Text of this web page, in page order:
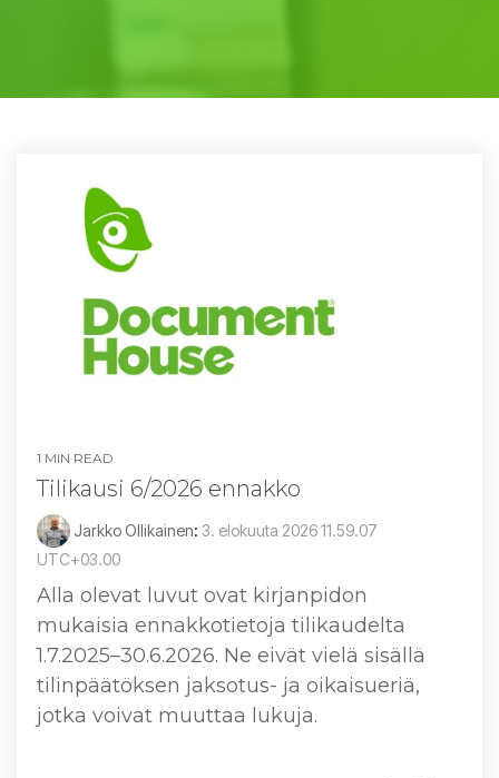
1 MIN READ
Tilikausi 6/2026 ennakko
Jarkko Ollikainen: 3. elokuuta 2026 11.59.07
UTC+03.00
Alla olevat luvut ovat kirjanpidon
mukaisia ennakkotietoja tilikaudelta
1.7.2025–30.6.2026. Ne eivät vielä sisällä
tilinpäätöksen jaksotus- ja oikaisueriä,
jotka voivat muuttaa lukuja.